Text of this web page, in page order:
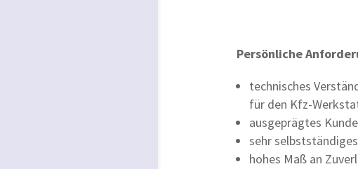
Persönliche
technisches
für den Kfz-
ausgeprägtes
sehr
hohes Maß an